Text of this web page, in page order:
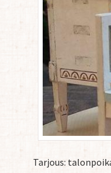
Tarjous: